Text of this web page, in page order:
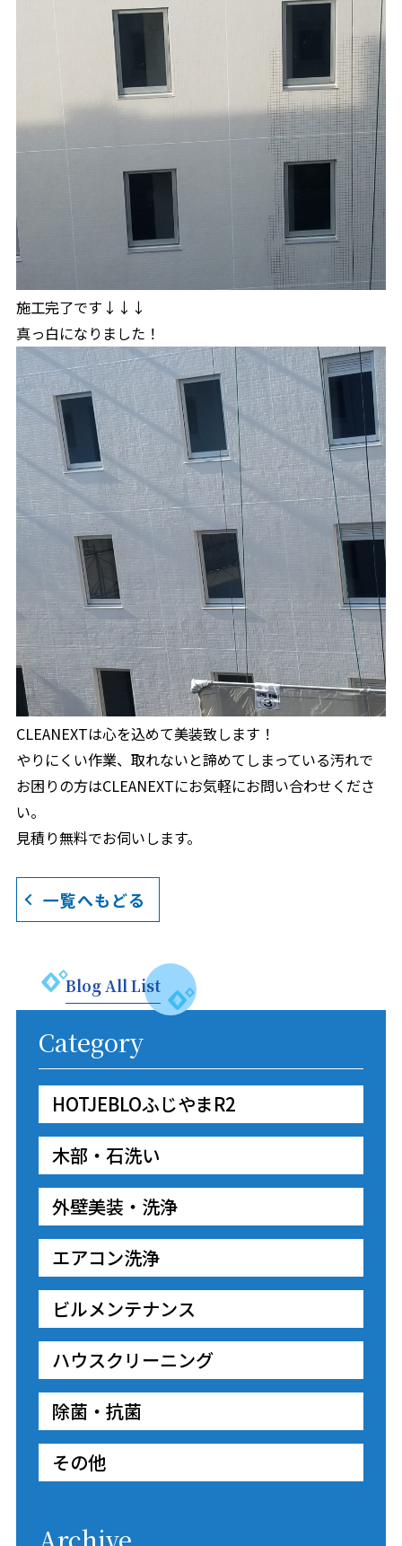
施工完了です↓↓↓
真っ白になりました！
CLEANEXTは心を込めて美装致します！
やりにくい作業、取れないと諦めてしまっている汚れで
お困りの方はCLEANEXTにお気軽にお問い合わせくださ
い。
見積り無料でお伺いします。
一覧へもどる
Blog All List
Category
HOTJEBLOふじやまR2
木部・石洗い
外壁美装・洗浄
エアコン洗浄
ビルメンテナンス
ハウスクリーニング
除菌・抗菌
その他